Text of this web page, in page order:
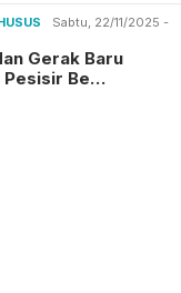
Sabtu, 22/11/2025 -
Gerak Baru
Pesisir Be…